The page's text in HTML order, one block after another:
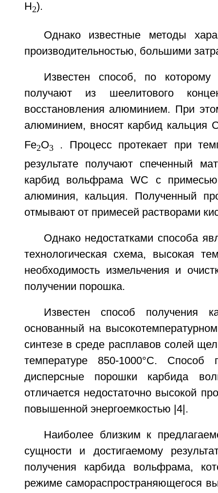
H2).
Однако известные методы
производительностью, большими
Известен способ, по
получают из шеелитового
восстановления алюминием. При
алюминием, вносят карбид кальция
Fе2O3 . Процесс протекает при
результате получают спеченный
карбид вольфрама WC с
алюминия, кальция. Полученный
отмывают от примесей растворами
Однако недостатками способа
технологическая схема, высокая
необходимость измельчения и
получении порошка.
Известен способ получения
основанный на
синтезе в среде расплавов солей
температуре 850-1000°С. Способ
дисперсные порошки карбида
отличается недостаточно высокой
повышенной энергоемкостью |4|.
Наиболее близким к
сущности и достигаемому
получения карбида вольфрама,
режиме самораспространяющегося